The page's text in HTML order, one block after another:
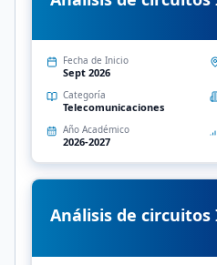
Fecha de Inicio
Sept 2026
Categoría
Telecomunicaciones
Año Académico
2026-2027
Análisis de circuitos